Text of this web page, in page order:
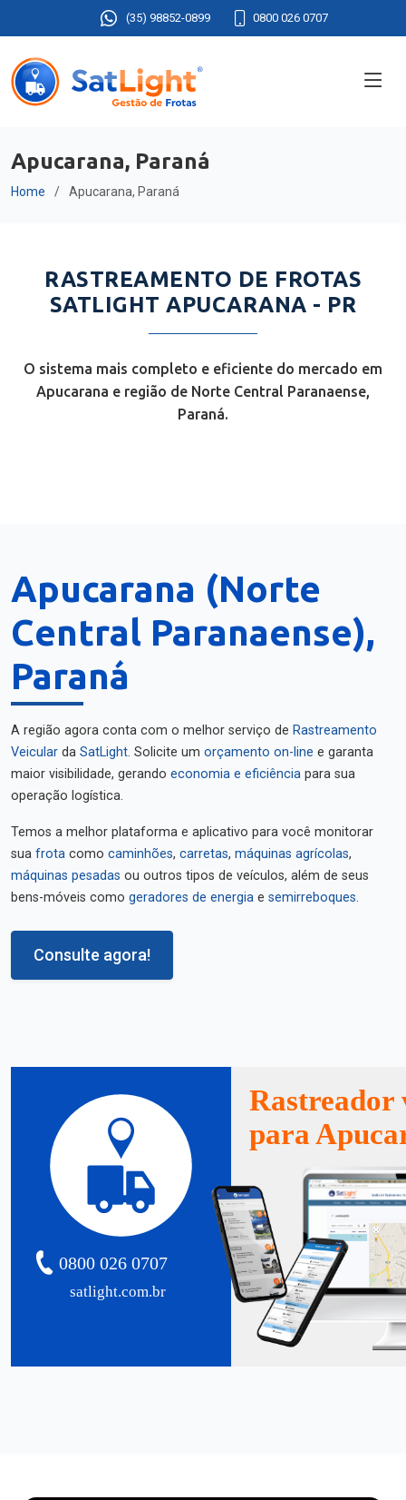
(35) 98852-0899 0800 026 0707
Apucarana, Paraná
Home Apucarana, Paraná
RASTREAMENTO DE FROTAS
SATLIGHT APUCARANA - PR
O sistema mais completo e eficiente do mercado em
Apucarana e região de Norte Central Paranaense,
Paraná.
Apucarana (Norte
Central Paranaense),
Paraná
A região agora conta com o melhor serviço de Rastreamento
Veicular da SatLight. Solicite um orçamento on-line e garanta
maior visibilidade, gerando economia e eficiência para sua
operação logística.
Temos a melhor plataforma e aplicativo para você monitorar
sua frota como caminhões, carretas, máquinas agrícolas,
máquinas pesadas ou outros tipos de veículos, além de seus
bens-móveis como geradores de energia e semirreboques.
Consulte agora!
satlight.com.br
0800 026 0707
Rastreador
para